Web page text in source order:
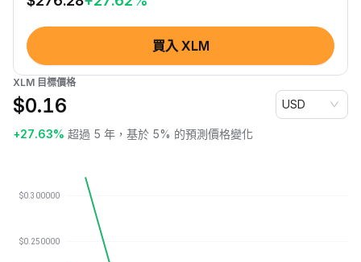
買入 XLM
XLM 目標價格
$0.16 USD
+27.63% 超過 5 年，基於 5% 的預測價格變化